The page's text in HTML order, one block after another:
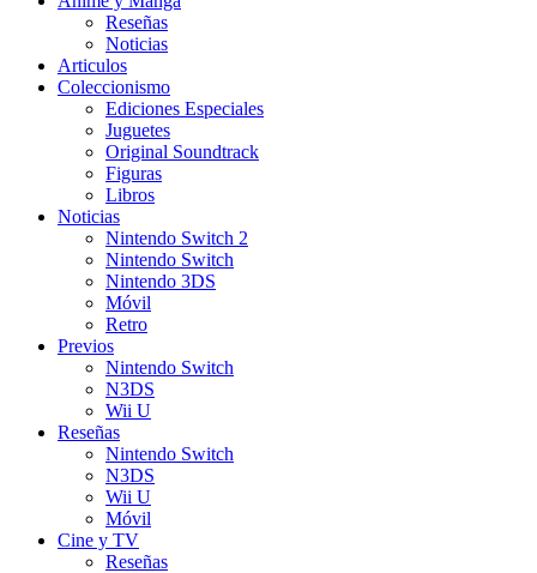
Reseñas
Noticias
Articulos
Coleccionismo
Ediciones Especiales
Juguetes
Original Soundtrack
Figuras
Libros
Noticias
Nintendo Switch 2
Nintendo Switch
Nintendo 3DS
Móvil
Retro
Previos
Nintendo Switch
N3DS
Wii U
Reseñas
Nintendo Switch
N3DS
Wii U
Móvil
Cine y TV
Reseñas